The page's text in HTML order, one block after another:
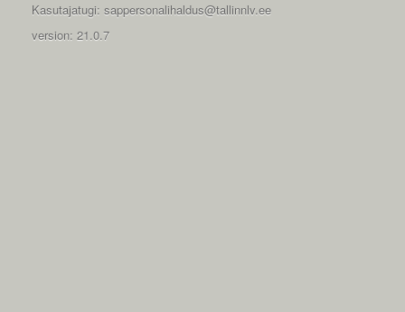
Kasutajatugi: sappersonalihaldus@tallinnlv.ee
version: 21.0.7